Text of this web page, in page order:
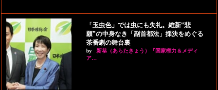
「玉虫色」では虫にも失礼。維新“悲
願”の中身なき「副首都法」採決をめぐる
茶番劇の舞台裏
by
新恭（あらたきょう）『国家権力＆メディ
ア…